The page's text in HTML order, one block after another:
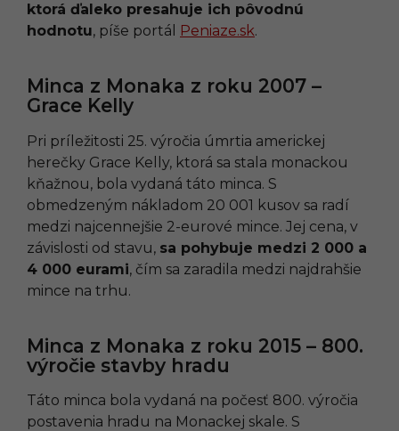
ktorá ďaleko presahuje ich pôvodnú
hodnotu, píše portál Peniaze.sk.
Minca z Monaka z roku 2007 –
Grace Kelly
Pri príležitosti 25. výročia úmrtia americkej
herečky Grace Kelly, ktorá sa stala monackou
kňažnou, bola vydaná táto minca. S
obmedzeným nákladom 20 001 kusov sa radí
medzi najcennejšie 2-eurové mince. Jej cena, v
závislosti od stavu, sa pohybuje medzi 2 000 a
4 000 eurami, čím sa zaradila medzi najdrahšie
mince na trhu.
Minca z Monaka z roku 2015 – 800.
výročie stavby hradu
Táto minca bola vydaná na počesť 800. výročia
postavenia hradu na Monackej skale. S